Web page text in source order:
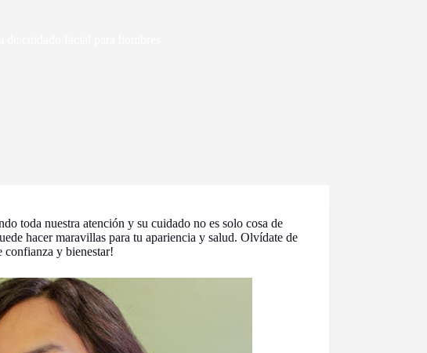
toda nuestra atención y su cuidado no es solo cosa de
hacer maravillas para tu apariencia y salud. Olvídate de
confianza y bienestar!